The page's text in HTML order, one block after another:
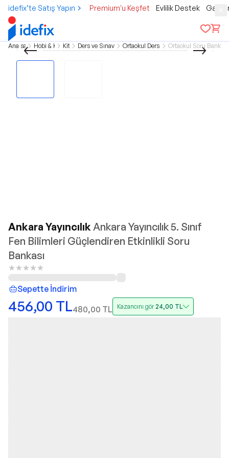
idefix’te Satış Yapın Premium'u Keşfet Evlilik Destek
Ana sayfaHobi & KültürKitap Ders ve Sınav KitaplarıOrtaokul Ders KitaplarıOrtaokul Soru
Ankara YayıncılıkAnkara Yayıncılık 5. Sınıf
Fen Bilimleri Güçlendiren Etkinlikli Soru
Bankası
Sepette İndirim
456,00 TL480,00 TL Kazancını gör24,00 TL